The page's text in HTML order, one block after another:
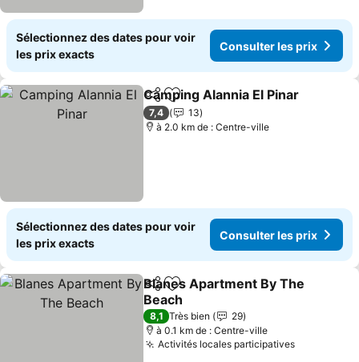
Sélectionnez des dates pour voir
les prix exacts
Consulter les prix
PartagerAjouter à mes favoris
Camping Alannia El Pinar
7,4
13
à 2.0 km de : Centre-ville
Sélectionnez des dates pour voir
les prix exacts
Consulter les prix
PartagerAjouter à mes favoris
Blanes Apartment By The
Beach
8,1 Très bien
29
à 0.1 km de : Centre-ville
Activités locales participatives